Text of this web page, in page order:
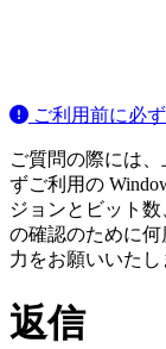
ご利用前に必
ご質問の際には
ずご利用の
ジョンとビット
の確認のために
力をお願いいたし
返信